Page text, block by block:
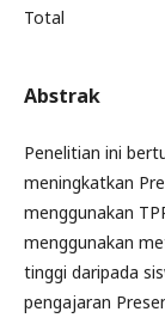
Total
Abstrak
Penelitian ini
meningkatkan
menggunakan
menggunakan
tinggi daripada
pengajaran